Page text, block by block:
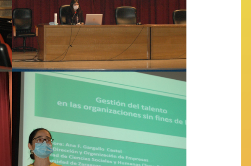
Dr Ana Gargallo Castel. ‘Talent
management in non-profit